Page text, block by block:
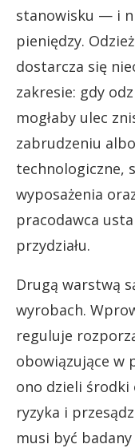
stanowisku — i
pieniędzy.
dostarcza się
zakresie: gdy
mogłaby ulec
zabrudzeniu
technologiczne,
wyposażenia
pracodawca
przydziału.
Drugą warstwą
wyrobach.
reguluje
obowiązujące w
ono dzieli
ryzyka i
musi być